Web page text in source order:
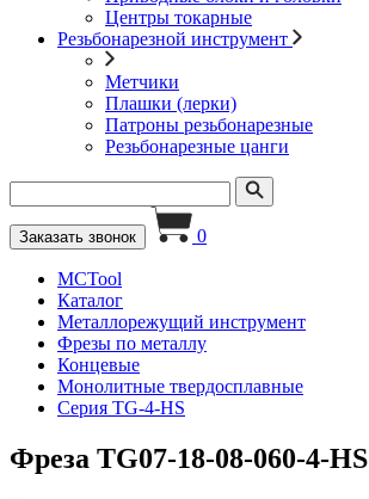
Центры токарные
Резьбонарезной инструмент
Метчики
Плашки (лерки)
Патроны резьбонарезные
Резьбонарезные цанги
Заказать звонок 0
MCTool
Каталог
Металлорежущий инструмент
Фрезы по металлу
Концевые
Монолитные твердосплавные
Серия TG-4-HS
Фреза TG07-18-08-060-4-HS